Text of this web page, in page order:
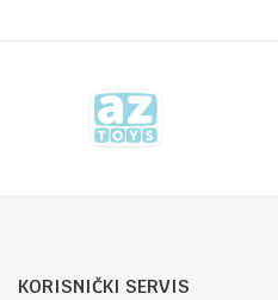
KORISNIČKI SERVIS